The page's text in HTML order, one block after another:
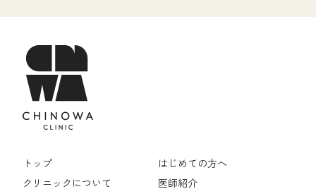
トップ
はじめての方へ
クリニックについて
医師紹介